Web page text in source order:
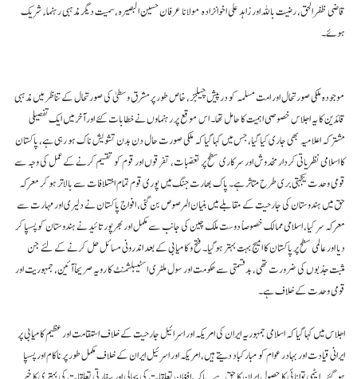
قاضی ظفر الحق، رضیت باللہ اور زاہد علی اخوانزادہ مولانا عرفان حسین البصیرہ ،سمیت دیگر مذہبی رہنماء شریک
ہوئے۔
موجودہ ملکی صورتحال اور امت مسلمہ کو درپیش چیلجز، خاص طور پر مشرق وسطیٰ کی صورتحال کے تناظر میں مذہبی
قائدین کا یہ اجلاس خصوصی اہمیت کا حامل تھا۔ اس موقع پر رہنماوں نے خطابات کئے اور آخر میں ایک تفصیلی
مشترکہ اعلامیہ بھی جاری کیا گیا، جس میں کہا گیا کہ ملکی صورت حال دن بدن تشویش ناک ہو رہی ہے، پاکستان
کا اسلامی نظریاتی کردار مخدوش اور سرکاری سطح پر تعصبات، تفرقوں اور قوم کو تقسیم کرنے کے عمل کی وجہ سے
قومی وحدت یکجہتی بری طرح متاثر ہے۔ پاک بھارت جنگ میں پوری قوم تمام اختلافات سے بالاتر ہو کر معرکہ
حق میں ہندوستان کی جارحیت کے مقابلے میں بنیان المرصوص بن گئی، افواج پاکستان نے دلیری اور مہارت سے
معرکہ سر کیا، اسلامی ممالک خصوصاً دوست ملک چین کی جانب سے مکمل اور بھرپور تائید نے ہندوستان کو پسپا کر
دیا اور عالمی سطح پر پاکستان کا امیج بہت بہتر ہوگیا۔ فتح و کامیابی کے بعد اندرونی مسائل حل کرنے کے لئے جن
مثبت جذبوں کی ضرورت تھی، بدقسمتی سے حکومت اور سول ملٹری اسٹیبلشمنٹ کا رویہ صریحاً آئین، جمہوریت اور
قومی وحدت کے خلاف ہے۔
اجلاس میں کہا گیا کہ اسلامی جمہوریہ ایران کی امریکہ اور اسرائیل جارحیت کے خلاف استقامت اور عظیم کامیابی پر
ایرانی قیادت اور بہادر عوام کو مبارکباد دیتے ہیں، امریکہ اور اسرئیل ایران کے خلاف مکمل طور پر ناکام اور پسپا